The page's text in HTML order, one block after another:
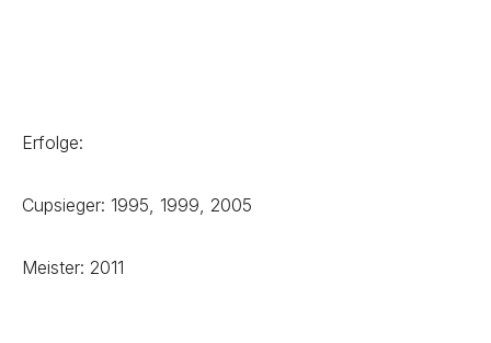
Erfolge:
Cupsieger: 1995, 1999, 2005
Meister: 2011